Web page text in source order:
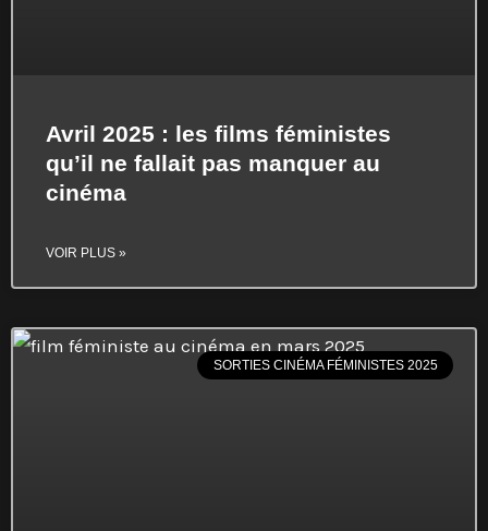
Avril 2025 : les films féministes
qu’il ne fallait pas manquer au
cinéma
VOIR PLUS »
SORTIES CINÉMA FÉMINISTES 2025